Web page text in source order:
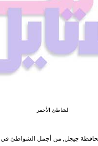
الشاطئ الأحمر
لمحافظة جيجل, من أجمل الشواطئ في